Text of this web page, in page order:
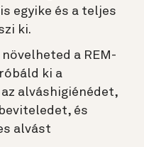
egyike és a teljes
ki.
a REM-
ki a
alváshigiénédet,
és
alvást